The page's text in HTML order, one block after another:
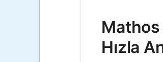
Mathos
Hızla